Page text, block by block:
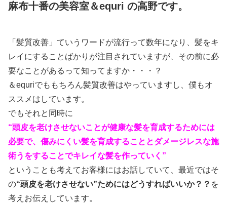
麻布十番の美容室＆equri の高野です。
「髪質改善」ていうワードが流行って数年になり、髪をキ
レイにすることばかりが注目されていますが、その前に必
要なことがあるって知ってますか・・・？
＆equriでももちろん髪質改善はやっていますし、僕もオ
ススメはしています。
でもそれと同時に
“頭皮を老けさせないことが健康な髪を育成するためには
必要で、傷みにくい髪を育成することとダメージレスな施
術うをすることでキレイな髪を作っていく”
ということも考えてお客様にはお話していて、最近ではそ
の“頭皮を老けさせない”ためにはどうすればいいか？？ を
考えお伝えしています。